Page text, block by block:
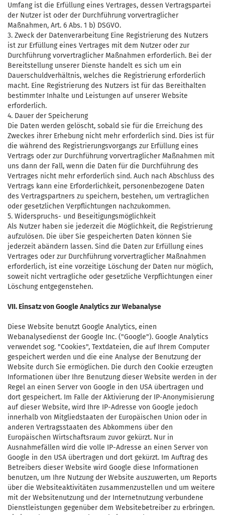
Umfang ist die Erfüllung eines Vertrages, dessen Vertragspartei
der Nutzer ist oder der Durchführung vorvertraglicher
Maßnahmen, Art. 6 Abs. 1 b) DSGVO.
3. Zweck der Datenverarbeitung Eine Registrierung des Nutzers
ist zur Erfüllung eines Vertrages mit dem Nutzer oder zur
Durchführung vorvertraglicher Maßnahmen erforderlich. Bei der
Bereitstellung unserer Dienste handelt es sich um ein
Dauerschuldverhältnis, welches die Registrierung erforderlich
macht. Eine Registrierung des Nutzers ist für das Bereithalten
bestimmter Inhalte und Leistungen auf unserer Website
erforderlich.
4. Dauer der Speicherung
Die Daten werden gelöscht, sobald sie für die Erreichung des
Zweckes ihrer Erhebung nicht mehr erforderlich sind. Dies ist für
die während des Registrierungsvorgangs zur Erfüllung eines
Vertrags oder zur Durchführung vorvertraglicher Maßnahmen mit
uns dann der Fall, wenn die Daten für die Durchführung des
Vertrages nicht mehr erforderlich sind. Auch nach Abschluss des
Vertrags kann eine Erforderlichkeit, personenbezogene Daten
des Vertragspartners zu speichern, bestehen, um vertraglichen
oder gesetzlichen Verpflichtungen nachzukommen.
5. Widerspruchs- und Beseitigungsmöglichkeit
Als Nutzer haben sie jederzeit die Möglichkeit, die Registrierung
aufzulösen. Die über Sie gespeicherten Daten können Sie
jederzeit abändern lassen. Sind die Daten zur Erfüllung eines
Vertrages oder zur Durchführung vorvertraglicher Maßnahmen
erforderlich, ist eine vorzeitige Löschung der Daten nur möglich,
soweit nicht vertragliche oder gesetzliche Verpflichtungen einer
Löschung entgegenstehen.
VII. Einsatz von Google Analytics zur Webanalyse
Diese Website benutzt Google Analytics, einen
Webanalysedienst der Google Inc. ("Google"). Google Analytics
verwendet sog. "Cookies", Textdateien, die auf Ihrem Computer
gespeichert werden und die eine Analyse der Benutzung der
Website durch Sie ermöglichen. Die durch den Cookie erzeugten
Informationen über Ihre Benutzung dieser Website werden in der
Regel an einen Server von Google in den USA übertragen und
dort gespeichert. Im Falle der Aktivierung der IP-Anonymisierung
auf dieser Website, wird Ihre IP-Adresse von Google jedoch
innerhalb von Mitgliedstaaten der Europäischen Union oder in
anderen Vertragsstaaten des Abkommens über den
Europäischen Wirtschaftsraum zuvor gekürzt. Nur in
Ausnahmefällen wird die volle IP-Adresse an einen Server von
Google in den USA übertragen und dort gekürzt. Im Auftrag des
Betreibers dieser Website wird Google diese Informationen
benutzen, um Ihre Nutzung der Website auszuwerten, um Reports
über die Websiteaktivitäten zusammenzustellen und um weitere
mit der Websitenutzung und der Internetnutzung verbundene
Dienstleistungen gegenüber dem Websitebetreiber zu erbringen.